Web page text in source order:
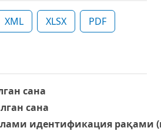
XML XLSX PDF
сана
сана
идентификация рақами